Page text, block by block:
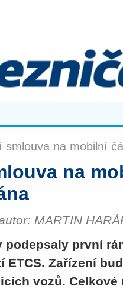
smlouva na mobilní
na
MARTIN
podepsaly první
ETCS. Zařízení
vozů.